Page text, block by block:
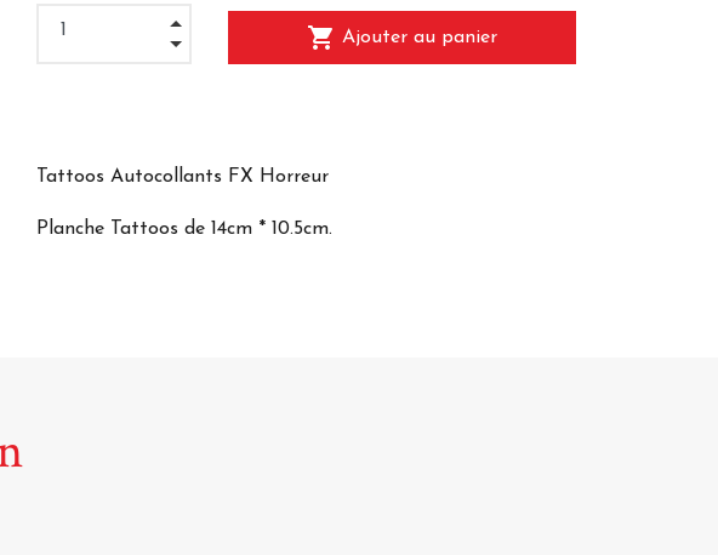
shopping_cart Ajouter au panier
Tattoos Autocollants FX Horreur
Planche Tattoos de 14cm * 10.5cm.